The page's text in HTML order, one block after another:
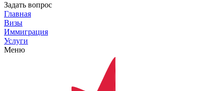
Задать вопрос
Главная
Визы
Иммиграция
Услуги
Меню